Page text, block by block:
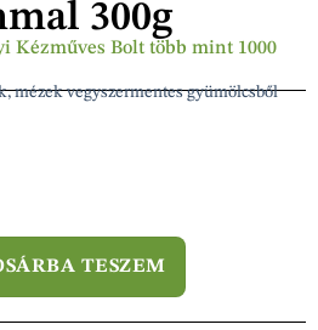
Kézműves Bolt több mint 1000
mézek vegyszermentes gyümölcsből
300g
TESZEM